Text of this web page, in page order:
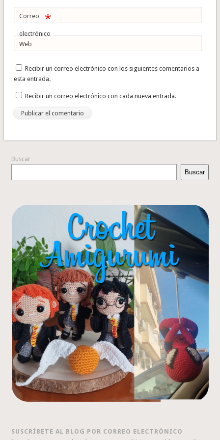
Correo
electrónico
*
Web
Recibir un correo electrónico con los siguientes comentarios a
esta entrada.
Recibir un correo electrónico con cada nueva entrada.
Buscar
Buscar
SUSCRÍBETE AL BLOG POR CORREO ELECTRÓNICO